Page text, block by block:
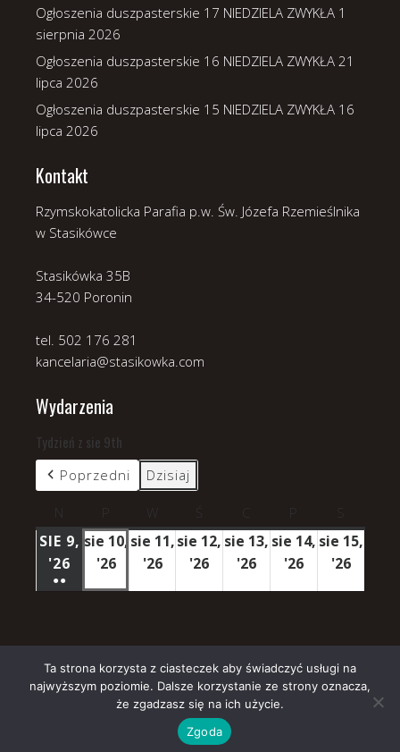
Ogłoszenia duszpasterskie 17 NIEDZIELA ZWYKŁA 1
sierpnia 2026
Ogłoszenia duszpasterskie 16 NIEDZIELA ZWYKŁA 21
lipca 2026
Ogłoszenia duszpasterskie 15 NIEDZIELA ZWYKŁA 16
lipca 2026
Kontakt
Rzymskokatolicka Parafia p.w. Św. Józefa Rzemieślnika
w Stasikówce
Stasikówka 35B
34-520 Poronin
tel. 502 176 281
kancelaria@stasikowka.com
Wydarzenia
Tydzień z sie 9th
Poprzedni Dzisiaj
SIE 9,
'26
SIERPNIA
●●
sie 10,
'2610
sierpnia
sie 11,
'2611
sie 12,
'26
sie 13,
'26
sie 14,
'26
sie 15,
'26
Copyright © 2026 Parafia Stasikówka.
ChurchWordPress Theme by themehall.com
Ta strona korzysta z ciasteczek aby świadczyć usługi na
najwyższym poziomie. Dalsze korzystanie ze strony oznacza,
że zgadzasz się na ich użycie.
Zgoda